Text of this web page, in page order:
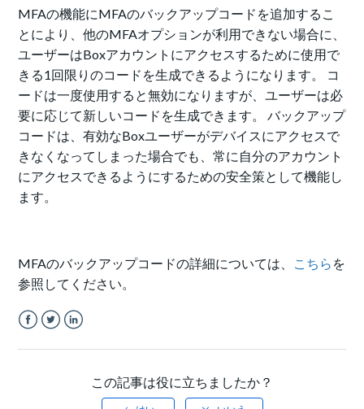
MFAの機能にMFAのバックアップコードを追加するこ
とにより、他のMFAオプションが利用できない場合に、
ユーザーはBoxアカウントにアクセスするために使用で
きる1回限りのコードを生成できるようになります。 コ
ードは一度使用すると無効になりますが、ユーザーは必
要に応じて新しいコードを生成できます。 バックアップ
コードは、有効なBoxユーザーがデバイスにアクセスで
きなくなってしまった場合でも、常に自分のアカウント
にアクセスできるようにするための安全策として機能し
ます。
MFAのバックアップコードの詳細については、 こちら を
参照してください。
この記事は役に立ちましたか？